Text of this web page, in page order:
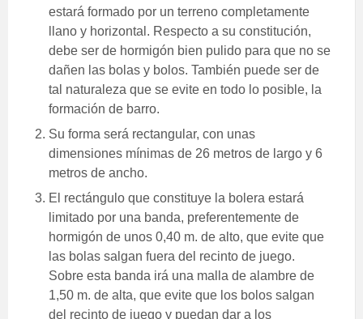
estará formado por un terreno completamente
llano y horizontal. Respecto a su constitución,
debe ser de hormigón bien pulido para que no se
dañen las bolas y bolos. También puede ser de
tal naturaleza que se evite en todo lo posible, la
formación de barro.
Su forma será rectangular, con unas
dimensiones mínimas de 26 metros de largo y 6
metros de ancho.
El rectángulo que constituye la bolera estará
limitado por una banda, preferentemente de
hormigón de unos 0,40 m. de alto, que evite que
las bolas salgan fuera del recinto de juego.
Sobre esta banda irá una malla de alambre de
1,50 m. de alta, que evite que los bolos salgan
del recinto de juego y puedan dar a los